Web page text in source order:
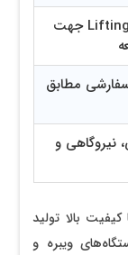
دارای محل نصب Lifting House جهت
سفارشی مطابق
نیروگاهی و
بالا تولید
ویبره و